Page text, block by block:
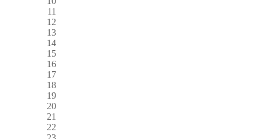
11
12
13
14
15
16
17
18
19
20
21
22